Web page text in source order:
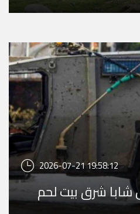
2026-07-21 19:58:12
شابا شرق بيت لحم